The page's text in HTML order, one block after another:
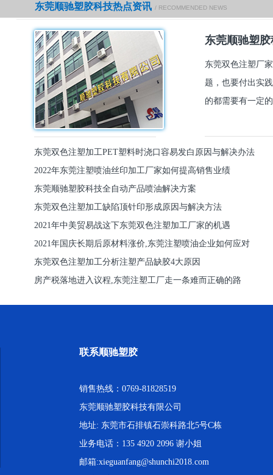
东莞顺驰塑胶科技热点资讯 / RECOMMENDED NEWS
东莞顺驰塑
东莞双色注塑厂
题，也要付出实
的都需要有一定
东莞双色注塑加工PET塑料时浇口容易发白原因与解决办法
2022年东莞注塑喷油丝印加工厂家如何提高销售业绩
东莞顺驰塑胶科技全自动产品喷油解决方案
东莞双色注塑加工缺陷顶针印形成原因与解决方法
2021年中美贸易战这下东莞双色注塑加工厂家的机遇
2021年国庆长期后原材料涨价,东莞注塑喷油企业如何应对
东莞双色注塑加工分析注塑产品缺胶4大原因
房产税落地进入议程,东莞注塑工厂走一条难而正确的路
联系顺驰塑胶
销售热线：0769-81828519
东莞顺驰塑胶科技有限公司
地址: 东莞市石排镇石崇科路北5号C栋
业务电话：135 4920 2096 谢小姐
邮箱:xieguanfang@shunchi2018.com